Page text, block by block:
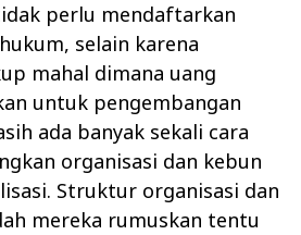
perlu mendaftarkan
selain karena
mahal dimana uang
untuk pengembangan
ada banyak sekali cara
organisasi dan kebun
Struktur organisasi dan
mereka rumuskan tentu